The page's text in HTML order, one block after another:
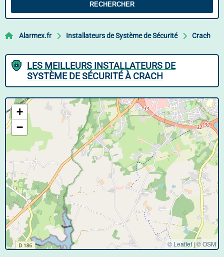
RECHERCHER
Alarmex.fr Installateurs de Système de Sécurité Crach
LES MEILLEURS INSTALLATEURS DE
SYSTÈME DE SÉCURITÉ À CRACH
+
−
© Leaflet |©OSM